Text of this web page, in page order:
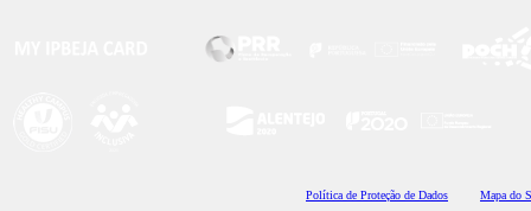
Política de Proteção de Dados Mapa do